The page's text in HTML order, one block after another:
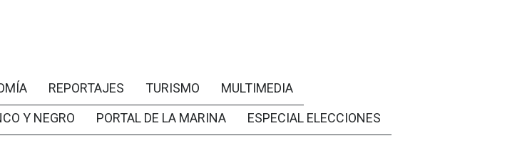
REPORTAJES TURISMO
MULTIMEDIA
Y NEGRO PORTAL DE LA MARINA
ESPECIAL ELECCIONES